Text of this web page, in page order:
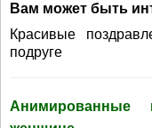
Вам может быть
Красивые
подруге